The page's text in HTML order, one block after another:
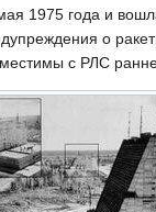
1975 года и
о
с РЛС